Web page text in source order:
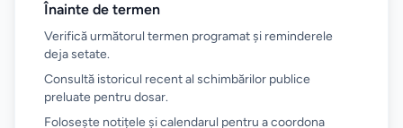
Înainte de termen
Verifică următorul termen programat și reminderele
deja setate.
Consultă istoricul recent al schimbărilor publice
preluate pentru dosar.
Folosește notițele și calendarul pentru a coordona